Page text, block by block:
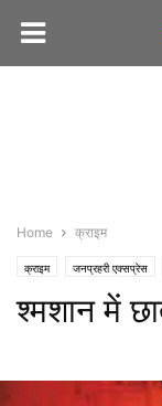
Home क्राइम
क्राइम जनप्रहरी एक्सप्रेस
श्मशान में